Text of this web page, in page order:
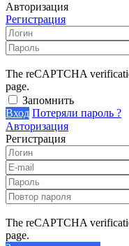
Авторизация
Регистрация
The reCAPTCHA
page.
Запомнить
Вход Потеряли пароль ?
Авторизация
Регистрация
The reCAPTCHA
page.